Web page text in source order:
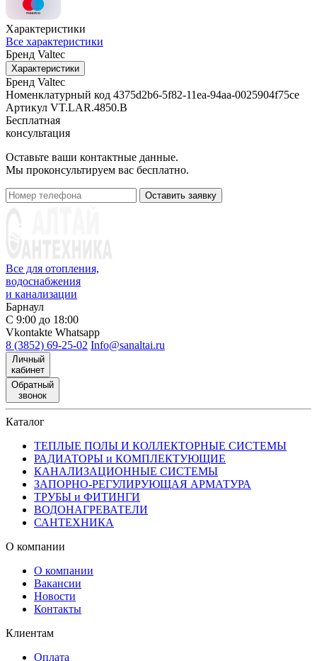
Характеристики
Все характеристики
Бренд Valtec
Характеристики
Бренд Valtec
Номенклатурный код 4375d2b6-5f82-11ea-94aa-0025904f75ce
Артикул VT.LAR.4850.B
Бесплатная
консультация
Оставьте ваши контактные данные.
Мы проконсультируем вас бесплатно.
Оставить заявку
Все для отопления,
водоснабжения
и канализации
Барнаул
С 9:00 до 18:00
Vkontakte Whatsapp
8 (3852) 69-25-02 Info@sanaltai.ru
Личный
кабинет
Обратный
звонок
Каталог
ТЕПЛЫЕ ПОЛЫ И КОЛЛЕКТОРНЫЕ СИСТЕМЫ
РАДИАТОРЫ и КОМПЛЕКТУЮЩИЕ
КАНАЛИЗАЦИОННЫЕ СИСТЕМЫ
ЗАПОРНО-РЕГУЛИРУЮЩАЯ АРМАТУРА
ТРУБЫ и ФИТИНГИ
ВОДОНАГРЕВАТЕЛИ
САНТЕХНИКА
О компании
О компании
Вакансии
Новости
Контакты
Клиентам
Оплата